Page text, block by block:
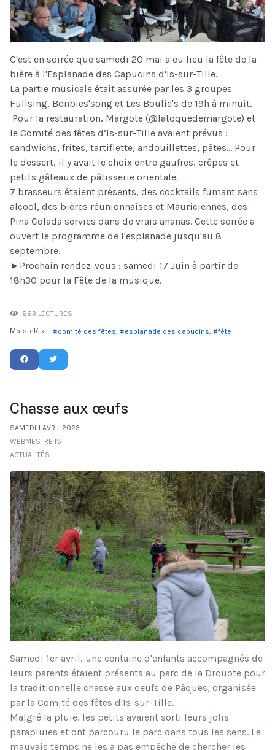
C'est en soirée que samedi 20 mai a eu lieu la fête de la
bière à l'Esplanade des Capucins d'Is-sur-Tille.
La partie musicale était assurée par les 3 groupes
Fullsing, Bonbies'song et Les Boulie's de 19h à minuit.
Pour la restauration, Margote (@latoquedemargote) et
le Comité des fêtes d’Is-sur-Tille avaient prévus :
sandwichs, frites, tartiflette, andouillettes, pâtes... Pour
le dessert, il y avait le choix entre gaufres, crêpes et
petits gâteaux de pâtisserie orientale.
7 brasseurs étaient présents, des cocktails fumant sans
alcool, des bières réunionnaises et Mauriciennes, des
Pina Colada servies dans de vrais ananas. Cette soirée a
ouvert le programme de l'esplanade jusqu'au 8
septembre.
►Prochain rendez-vous : samedi 17 Juin à partir de
18h30 pour la Fête de la musique.
863 LECTURES
Mots-clés :
comité des fêtes esplanade des capucins fête
Chasse aux œufs
SAMEDI 1 AVRIL 2023
WEBMESTRE IS
ACTUALITÉS
Samedi 1er avril, une centaine d'enfants accompagnés de
leurs parents étaient présents au parc de la Drouote pour
la traditionnelle chasse aux oeufs de Pâques, organisée
par la Comité des fêtes d'Is-sur-Tille.
Malgré la pluie, les petits avaient sorti leurs jolis
parapluies et ont parcouru le parc dans tous les sens. Le
mauvais temps ne les a pas empêché de chercher les